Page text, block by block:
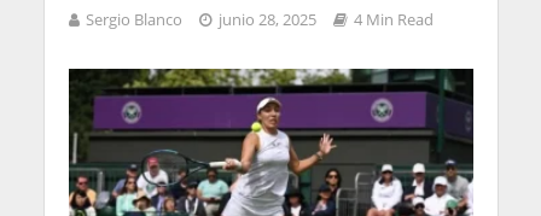
Sergio Blanco junio 28, 2025 4 Min Read